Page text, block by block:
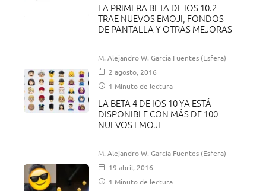
LA PRIMERA BETA DE IOS 10.2
TRAE NUEVOS EMOJI, FONDOS
DE PANTALLA Y OTRAS MEJORAS
M. Alejandro W. García Fuentes (Esfera)
2 agosto, 2016
1 Minuto de lectura
LA BETA 4 DE IOS 10 YA ESTÁ
DISPONIBLE CON MÁS DE 100
NUEVOS EMOJI
M. Alejandro W. García Fuentes (Esfera)
19 abril, 2016
1 Minuto de lectura